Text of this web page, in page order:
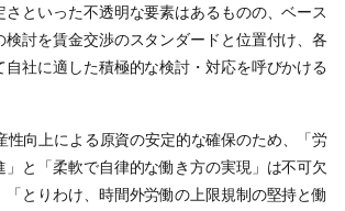
さといった不透明な要素はあるものの、ベース
検討を賃金交渉のスタンダードと位置付け、各
自社に適した積極的な検討・対応を呼びかける
性向上による原資の安定的な確保のため、「労
」と「柔軟で自律的な働き方の実現」は不可欠
「とりわけ、時間外労働の上限規制の堅持と働